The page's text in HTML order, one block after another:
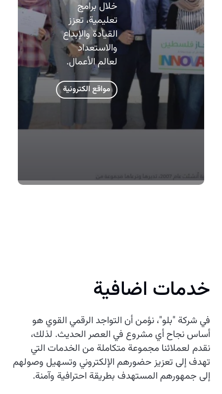
خلال برامج
تعليمية، تعزز
القيادة والإبداع
والاستعداد
لعالم الأعمال.
مواقع الكترونية
خدمات اضافية
في شركة "بلو"، نؤمن أن التواجد الرقمي القوي هو
أساس نجاح أي مشروع في العصر الحديث. لذلك،
نقدم لعملائنا مجموعة متكاملة من الخدمات التي
تهدف إلى تعزيز حضورهم الإلكتروني وتسهيل وصولهم
إلى جمهورهم المستهدف بطريقة احترافية وآمنة.